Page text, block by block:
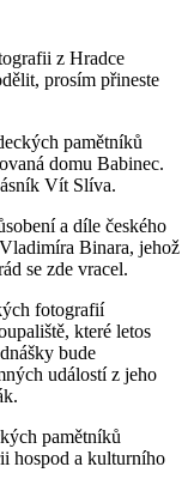
z Hradce
prosím přineste
pamětníků
domu Babinec.
Vít Slíva.
a díle českého
Binara, jehož
se zde vracel.
fotografií
které letos
bude
událostí z jeho
pamětníků
hospod a kulturního